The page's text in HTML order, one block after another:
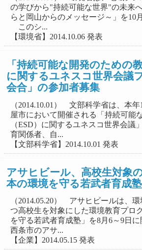
の学びから"持続可能な世界"の未来
らと岡山からのメッセージ～」を10
このシ...
【環境省】2014.10.06 発表
「持続可能な開発のための
に関するユネスコ世界会議
会合」の参加者募集
（2014.10.01） 文部科学省は、本
屋市において開催される「持続可能
（ESD）に関するユネスコ世界会議
育関係者、自...
【文部科学省】2014.10.01 発表
アサヒビール、高校生対象
本の環境を守る若武者育成
（2014.05.20） アサヒビールは、
つ高校生を対象にした環境教育プロ
を守る若武者育成塾」を8月6～9日
西条市のアサ...
【企業】2014.05.15 発表